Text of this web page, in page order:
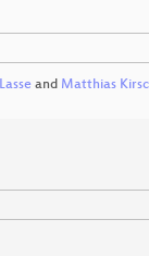
Lasse and Matthias